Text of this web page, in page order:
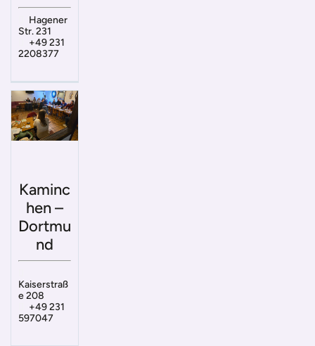
Hagener
Str. 231
+49 231
2208377
Kaminc
hen –
Dortmu
nd
Kaiserstraß
e 208
+49 231
597047